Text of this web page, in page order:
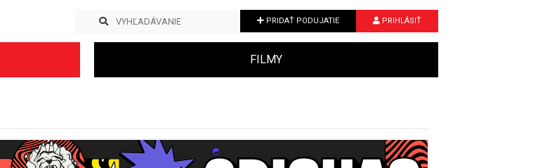
PRIDAŤ PODUJATIE PRIHLÁSIŤ
FILMY